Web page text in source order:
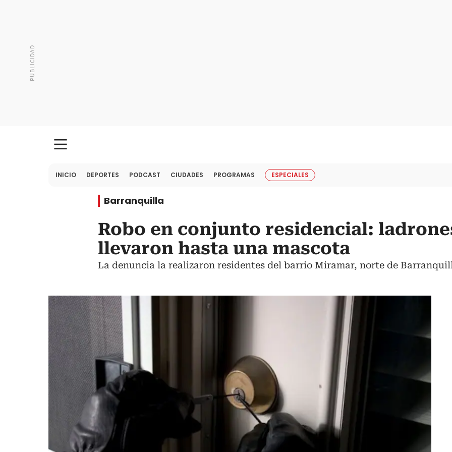
INICIO DEPORTES PODCAST CIUDADES PROGRAMAS ESPECIALES
Barranquilla
Robo en conjunto residencial:
llevaron hasta una mascota
La denuncia la realizaron residentes del barrio Miramar, norte de